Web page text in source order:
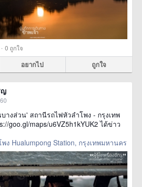
· 0 ถูกใจ
อยากไป ถูกใจ
ญ
างส่วน' สถานีรถไฟหัวลำโพง - กรุงเทพ
goo.gl/maps/u6VZ5h1kYUK2 ได้ข่าว
ง Hualumpong Station, กรุงเทพมหานคร